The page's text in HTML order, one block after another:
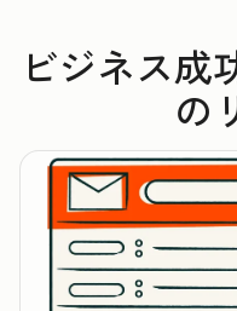
ビジネス成
の